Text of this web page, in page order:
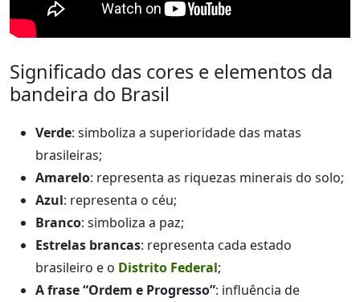
Significado das cores e elementos da
bandeira do Brasil
Verde: simboliza a superioridade das matas
brasileiras;
Amarelo: representa as riquezas minerais do solo;
Azul: representa o céu;
Branco: simboliza a paz;
Estrelas brancas: representa cada estado
brasileiro e o Distrito Federal;
A frase “Ordem e Progresso”: influência de